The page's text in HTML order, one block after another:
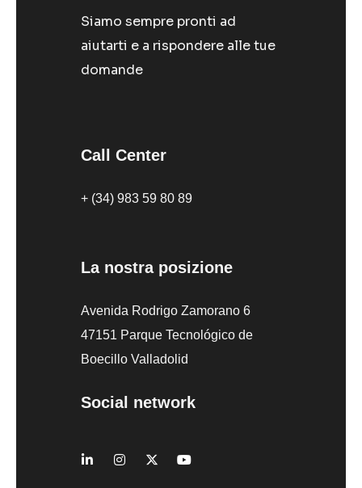
Siamo sempre pronti ad
aiutarti e a rispondere alle tue
domande
Call Center
+ (34) 983 59 80 89
La nostra posizione
Avenida Rodrigo Zamorano 6
47151 Parque Tecnológico de
Boecillo Valladolid
Social network